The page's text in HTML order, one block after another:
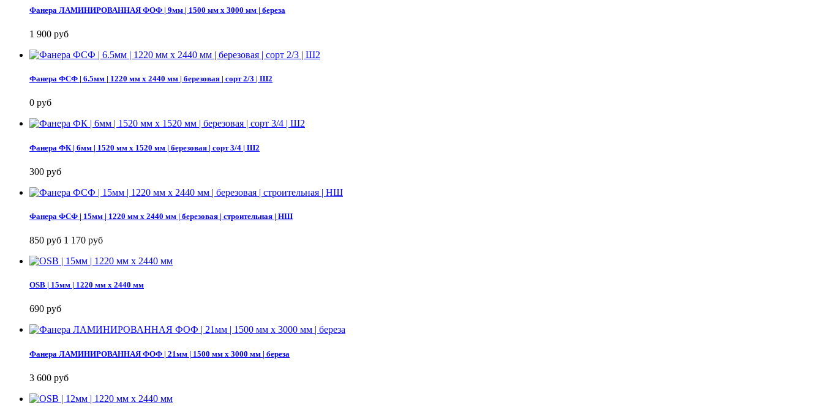
Фанера ЛАМИНИРОВАННАЯ ФОФ | 9мм | 1500 мм х 3000 мм | береза
1 900 руб
Фанера ФСФ | 6.5мм | 1220 мм х 2440 мм | березовая | сорт 2/3 | Ш2
0 руб
Фанера ФК | 6мм | 1520 мм х 1520 мм | березовая | сорт 3/4 | Ш2
300 руб
Фанера ФСФ | 15мм | 1220 мм х 2440 мм | березовая | строительная | НШ
850 руб 1 170 руб
OSB | 15мм | 1220 мм х 2440 мм
690 руб
Фанера ЛАМИНИРОВАННАЯ ФОФ | 21мм | 1500 мм х 3000 мм | береза
3 600 руб